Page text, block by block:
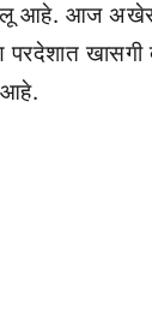
आहे. आज अखेर
खासगी
आहे.